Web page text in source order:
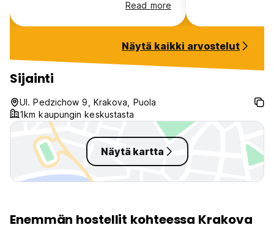
kääntyessä pitää todella kovaa
meteliä - dormin parkettilattian alla
natisee jokaisella askeleella.
Read more
and one of the
and ended up
Näytä kaikki arvostelut
Sijainti
Ul. Pedzichow 9, Krakova, Puola
1km kaupungin keskustasta
Näytä kartta
Enemmän hostellit kohteessa Krakova